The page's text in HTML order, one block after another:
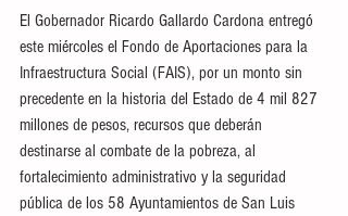
El Gobernador Ricardo Gallardo Cardona entregó
este miércoles el Fondo de Aportaciones para la
Infraestructura Social (FAIS), por un monto sin
precedente en la historia del Estado de 4 mil 827
millones de pesos, recursos que deberán
destinarse al combate de la pobreza, al
fortalecimiento administrativo y la seguridad
pública de los 58 Ayuntamientos de San Luis